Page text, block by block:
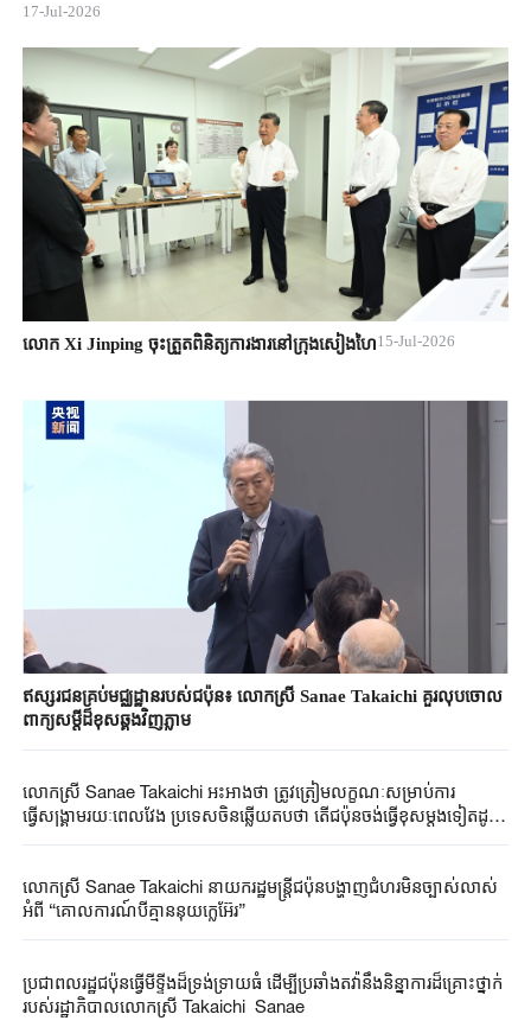
17-Jul-2026
លោក Xi Jinping ចុះត្រួតពិនិត្យការងារនៅក្រុងសៀងហៃ15-Jul-2026
ឥស្សរជនគ្រប់មជ្ឈដ្ឋានរបស់ជប៉ុន៖ លោកស្រី Sanae Takaichi គួរលុបចោល
ពាក្យសម្តីដ៏ខុសឆ្គងវិញភ្លាម
លោកស្រី Sanae Takaichi អះអាងថា ត្រូវត្រៀមលក្ខណៈសម្រាប់ការ
ធ្វើសង្គ្រាមរយៈពេលវែង ប្រទេសចិនឆ្លើយតបថា តើជប៉ុនចង់ធ្វើខុសម្តងទៀតដូច
លោកស្រី Sanae ​Takaichi ​នាយករដ្ឋមន្ត្រី​ជប៉ុន​បង្ហាញជំហរមិន​ច្បាស់​លាស់​
អំពី ​“គោលការណ៍បី​គ្មាននុយក្លេអ៊ែរ​”​
ប្រជាពលរដ្ឋជប៉ុនធ្វើមីទ្ទីងដ៏ទ្រង់ទ្រាយធំ ដើម្បីប្រឆាំងតវ៉ានឹងនិន្នាការដ៏គ្រោះថ្នាក់
របស់រដ្ឋាភិបាលលោកស្រី Takaichi Sanae